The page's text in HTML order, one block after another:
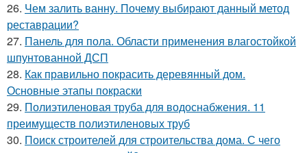
26. Чем залить ванну. Почему выбирают данный метод
реставрации?
27. Панель для пола. Области применения влагостойкой
шпунтованной ДСП
28. Как правильно покрасить деревянный дом.
Основные этапы покраски
29. Полиэтиленовая труба для водоснабжения. 11
преимуществ полиэтиленовых труб
30. Поиск строителей для строительства дома. С чего